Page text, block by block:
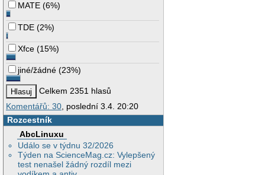
MATE (6%)
TDE (2%)
Xfce (15%)
jiné/žádné (23%)
Celkem 2351 hlasů
Komentářů: 30 , poslední 3.4. 20:20
Rozcestník
AbcLinuxu
Událo se v týdnu 32/2026
Týden na ScienceMag.cz: Vylepšený
test nenašel žádný rozdíl mezi